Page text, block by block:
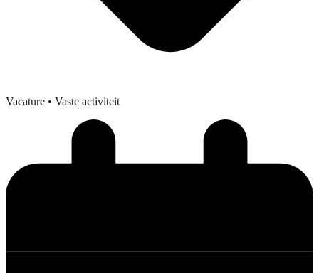
Vacature • Vaste activiteit